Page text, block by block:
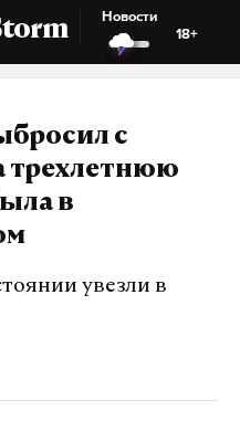
Новости
18+
с
трехлетнюю
в
увезли в